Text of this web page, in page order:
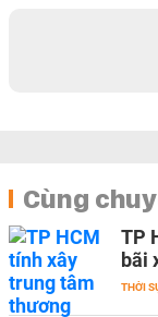
Cùng
TP
bãi
THỜI